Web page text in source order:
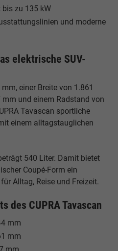
zu 135 kW
und moderne
elektrische SUV-
einer Breite von 1.861
und einem Radstand von
Tavascan sportliche
einem alltagstauglichen
540 Liter. Damit bietet
Coupé-Form ein
Alltag, Reise und Freizeit.
des CUPRA Tavascan
mm
mm